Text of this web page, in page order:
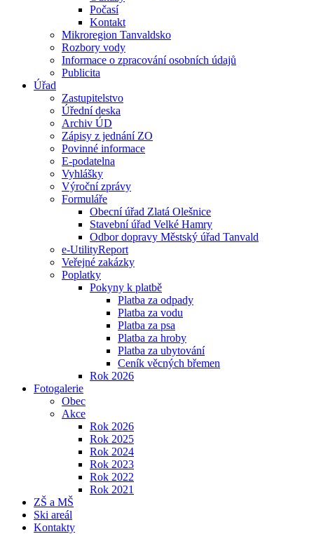
Počasí
Kontakt
Mikroregion Tanvaldsko
Rozbory vody
Informace o zpracování osobních údajů
Publicita
Úřad
Zastupitelstvo
Úřední deska
Archiv ÚD
Zápisy z jednání ZO
Povinné informace
E-podatelna
Vyhlášky
Výroční zprávy
Formuláře
Obecní úřad Zlatá Olešnice
Stavební úřad Velké Hamry
Odbor dopravy Městský úřad Tanvald
e-UtilityReport
Veřejné zakázky
Poplatky
Pokyny k platbě
Platba za odpady
Platba za vodu
Platba za psa
Platba za hroby
Platba za ubytování
Ceník věcných břemen
Rok 2026
Fotogalerie
Obec
Akce
Rok 2026
Rok 2025
Rok 2024
Rok 2023
Rok 2022
Rok 2021
ZŠ a MŠ
Ski areál
Kontakty